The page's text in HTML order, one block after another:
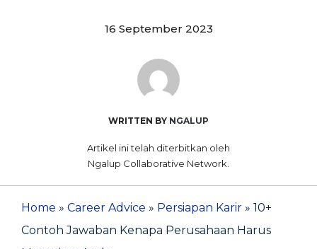
16 September 2023
WRITTEN BY NGALUP
Artikel ini telah diterbitkan oleh
Ngalup Collaborative Network.
Home » Career Advice » Persiapan Karir » 10+
Contoh Jawaban Kenapa Perusahaan Harus